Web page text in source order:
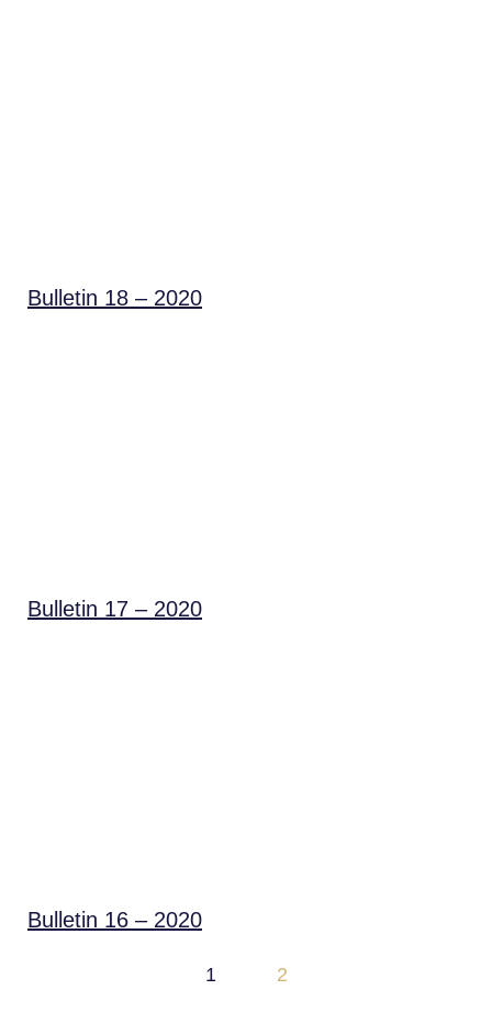
Bulletin 18 – 2020
Bulletin 17 – 2020
Bulletin 16 – 2020
1 2